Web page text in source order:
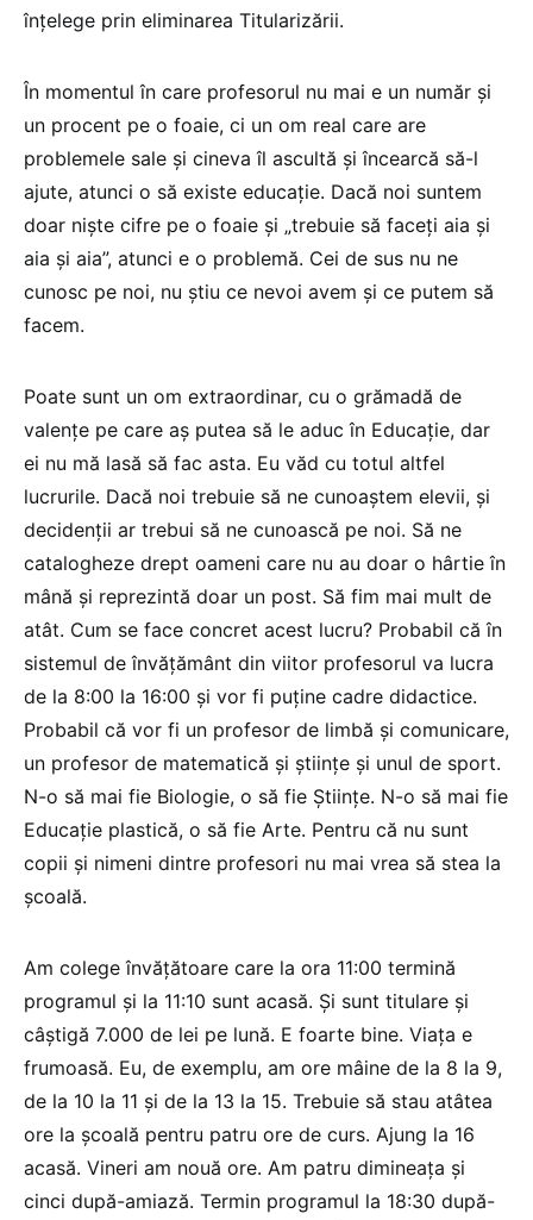
înțelege prin eliminarea Titularizării.
În momentul în care profesorul nu mai e un număr și
un procent pe o foaie, ci un om real care are
problemele sale și cineva îl ascultă și încearcă să-l
ajute, atunci o să existe educație. Dacă noi suntem
doar niște cifre pe o foaie și „trebuie să faceți aia și
aia și aia”, atunci e o problemă. Cei de sus nu ne
cunosc pe noi, nu știu ce nevoi avem și ce putem să
facem.
Poate sunt un om extraordinar, cu o grămadă de
valențe pe care aș putea să le aduc în Educație, dar
ei nu mă lasă să fac asta. Eu văd cu totul altfel
lucrurile. Dacă noi trebuie să ne cunoaștem elevii, și
decidenții ar trebui să ne cunoască pe noi. Să ne
catalogheze drept oameni care nu au doar o hârtie în
mână și reprezintă doar un post. Să fim mai mult de
atât. Cum se face concret acest lucru? Probabil că în
sistemul de învățământ din viitor profesorul va lucra
de la 8:00 la 16:00 și vor fi puține cadre didactice.
Probabil că vor fi un profesor de limbă și comunicare,
un profesor de matematică și științe și unul de sport.
N-o să mai fie Biologie, o să fie Științe. N-o să mai fie
Educație plastică, o să fie Arte. Pentru că nu sunt
copii și nimeni dintre profesori nu mai vrea să stea la
școală.
Am colege învățătoare care la ora 11:00 termină
programul și la 11:10 sunt acasă. Și sunt titulare și
câștigă 7.000 de lei pe lună. E foarte bine. Viața e
frumoasă. Eu, de exemplu, am ore mâine de la 8 la 9,
de la 10 la 11 și de la 13 la 15. Trebuie să stau atâtea
ore la școală pentru patru ore de curs. Ajung la 16
acasă. Vineri am nouă ore. Am patru dimineața și
cinci după-amiază. Termin programul la 18:30 după-